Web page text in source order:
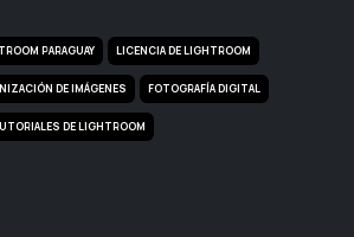
PARAGUAY LICENCIA DE LIGHTROOM
DE IMÁGENES FOTOGRAFÍA DIGITAL
DE LIGHTROOM